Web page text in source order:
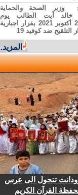
الصحة والحماية
خالد أبت الطالب يوم
الخميس 21 أكتوبر 2021 بقرار اجبارية
ضد كوفيد 19
المزيد...
تتحول الى عرس
القرآن الكريم